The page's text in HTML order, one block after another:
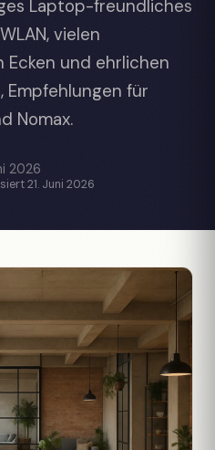
Laptop-freundliches
vielen
Ecken und ehrlichen
Empfehlungen für
Nomax.
2026
21. Juni 2026